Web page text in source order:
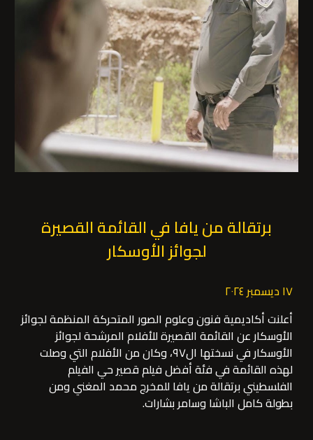
برتقالة من يافا في القائمة القصيرة
لجوائز الأوسكار
١٧ ديسمبر ٢٠٢٤
أعلنت أكاديمية فنون وعلوم الصور المتحركة المنظمة لجوائز
الأوسكار عن القائمة القصيرة للأفلام المرشحة لجوائز
الأوسكار في نسختها ال٩٧، وكان من الأفلام التي وصلت
لهذه القائمة في فئة أفضل فيلم قصير حي الفيلم
الفلسطيني برتقالة من يافا للمخرج محمد المغني ومن
بطولة كامل الباشا وسامر بشارات.